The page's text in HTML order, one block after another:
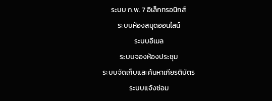
ระบบ ก.พ. 7 อิเล็กทรอนิกส์
ระบบห้องสมุดออนไลน์
ระบบอีเมล
ระบบจองห้องประชุม
ระบบจัดเก็บและค้นหาเกียรติบัตร
ระบบแจ้งซ่อม